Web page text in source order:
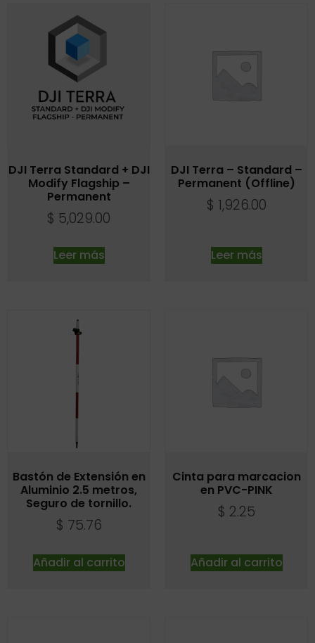
DJI Terra Standard + DJI
Modify Flagship –
Permanent
$ 5,029.00
Leer más
DJI Terra – Standard –
Permanent (Offline)
$ 1,926.00
Leer más
Bastón de Extensión en
Aluminio 2.5 metros,
Seguro de tornillo.
$ 75.76
Añadir al carrito
Cinta para marcacion
en PVC-PINK
$ 2.25
Añadir al carrito